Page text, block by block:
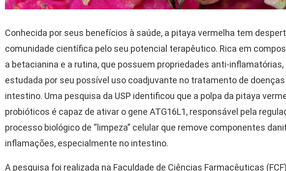
Conhecida por seus benefícios à saúde, a pitaya vermelha tem
comunidade científica pelo seu potencial terapêutico. Rica em
a betacianina e a rutina, que possuem propriedades anti-
estudada por seu possível uso coadjuvante no tratamento de
intestino. Uma pesquisa da USP identificou que a polpa da pitaya
probióticos é capaz de ativar o gene ATG16L1, responsável pela
processo biológico de “limpeza” celular que remove componentes
inflamações, especialmente no intestino.
A pesquisa foi realizada na Faculdade de Ciências Farmacêuticas